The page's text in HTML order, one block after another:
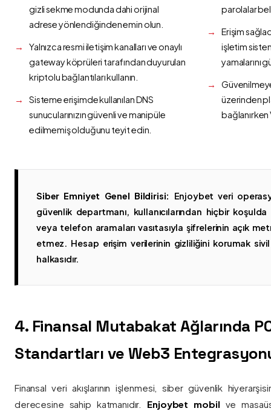
gizli sekme modunda dahi orijinal
adrese yönlendiğinden emin olun.
Yalnızca resmi iletişim kanalları ve onaylı
gateway köprüleri tarafından duyurulan
kriptolu bağlantıları kullanın.
Sisteme erişimde kullanılan DNS
sunucularınızın güvenli ve manipüle
edilmemiş olduğunu teyit edin.
parolalar
Erişim
işletim
yamalarını
üzerinden
bağlanırken
Siber Emniyet Genel Bildirisi:
Enjoybet veri
güvenlik departmanı, kullanıcılarından hiçbir
veya telefon aramaları vasıtasıyla şifrelerinin açık
etmez. Hesap erişim verilerinin gizliliğini korumak
halkasıdır.
4. Finansal Mutabakat Ağlarında
Standartları ve Web3
Finansal veri akışlarının işlenmesi, siber güvenlik
derecesine sahip katmanıdır. Enjoybet mobil ve